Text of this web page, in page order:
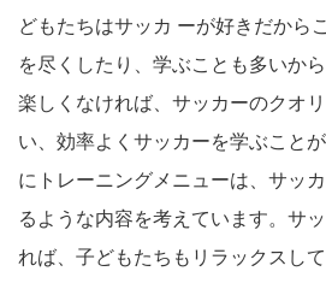
どもたちはサッカ ーが好きだから
を尽くしたり、学ぶことも多いか
楽しくなければ、サッカーのクオ
い、効率よくサッカーを学ぶこと
にトレーニングメニューは、サッ
るような内容を考えています。サ
れば、子どもたちもリラックスし